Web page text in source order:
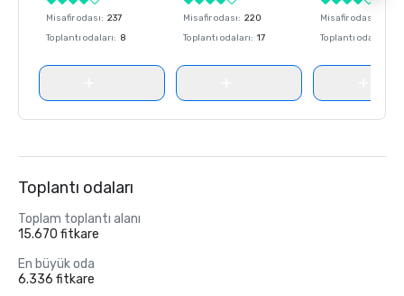
Misafir odası: 237
Toplantı odaları: 8
Misafir odası: 220
Toplantı odaları: 17
Misafir odası
Toplantı odaları
Toplantı odaları
Toplam toplantı alanı
15.670 fitkare
En büyük oda
6.336 fitkare